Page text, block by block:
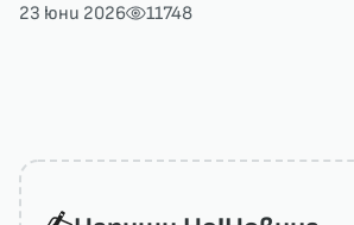
23 юни 2026 11748